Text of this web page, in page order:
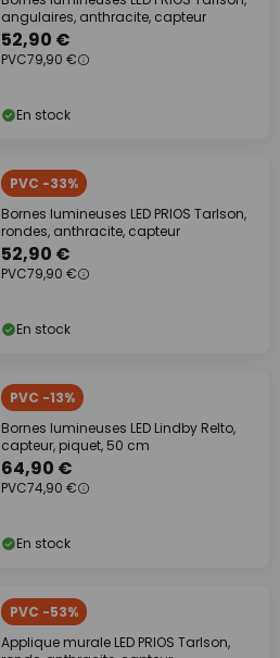
angulaires, anthracite, capteur
52,90 €
PVC79,90 €
En stock
PVC -33%
Bornes lumineuses LED PRIOS Tarlson,
rondes, anthracite, capteur
52,90 €
PVC79,90 €
En stock
PVC -13%
Bornes lumineuses LED Lindby Relto,
capteur, piquet, 50 cm
64,90 €
PVC74,90 €
En stock
PVC -53%
Applique murale LED PRIOS Tarlson,